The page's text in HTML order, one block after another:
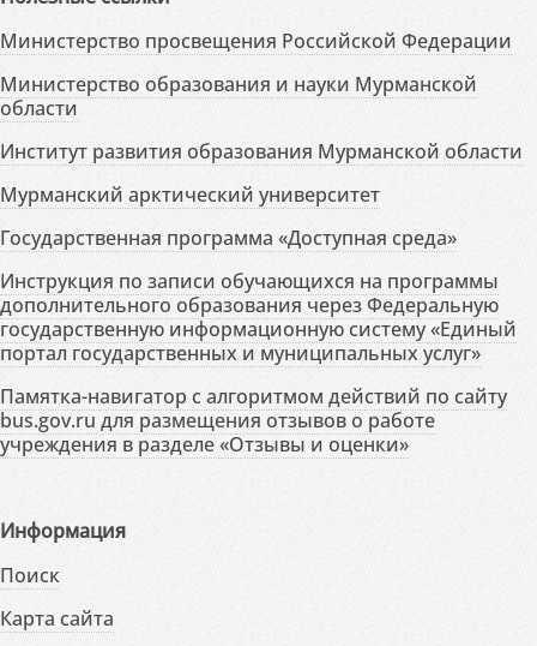
Министерство просвещения Российской Федерации
Министерство образования и науки Мурманской
области
Институт развития образования Мурманской области
Мурманский арктический университет
Государственная программа «Доступная среда»
Инструкция по записи обучающихся на программы
дополнительного образования через Федеральную
государственную информационную систему «Единый
портал государственных и муниципальных услуг»
Памятка-навигатор с алгоритмом действий по сайту
bus.gov.ru для размещения отзывов о работе
учреждения в разделе «Отзывы и оценки»
Информация
Поиск
Карта сайта